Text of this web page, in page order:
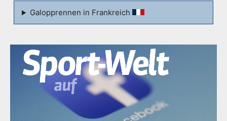
Galopprennen in Frankreich